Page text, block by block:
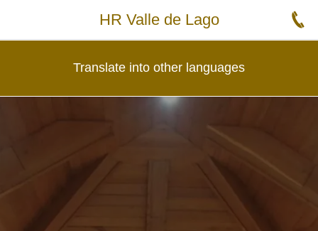
HR Valle de Lago
Translate into other languages